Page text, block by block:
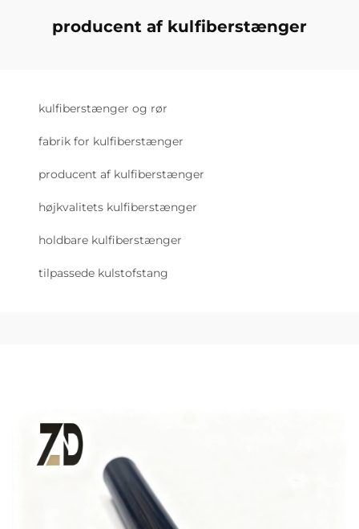
producent af kulfiberstænger
kulfiberstænger og rør
fabrik for kulfiberstænger
producent af kulfiberstænger
højkvalitets kulfiberstænger
holdbare kulfiberstænger
tilpassede kulstofstang